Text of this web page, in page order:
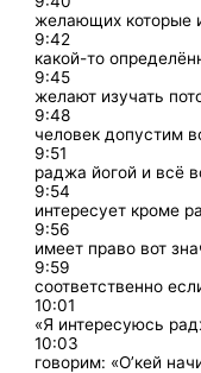
желающих которые
9:42
какой-то
9:45
желают изучать
9:48
человек допустим
9:51
раджа йогой и всё
9:54
интересует кроме
9:56
имеет право вот
9:59
соответственно
10:01
«Я интересуюсь
10:03
говорим: «О’кей